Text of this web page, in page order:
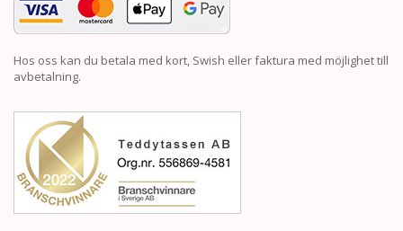
Hos oss kan du betala med kort, Swish eller faktura med möjlighet till
avbetalning.